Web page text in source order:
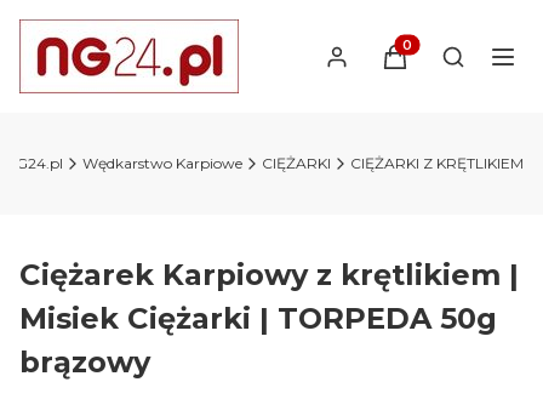
Produkty w
Otwórz
NG24.pl Wędkarstwo Karpiowe CIĘŻARKI CIĘŻARKI Z KRĘTLIKIEM
Ciężarek Karpiowy z krętlikiem |
Misiek Ciężarki | TORPEDA 50g
brązowy